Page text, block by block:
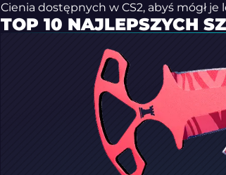
Cienia dostępnych w CS2, abyś mógł
TOP 10 NAJLEPSZYCH